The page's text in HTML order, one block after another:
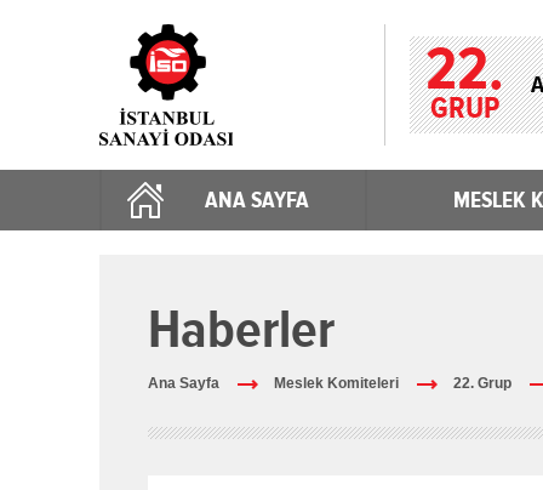
22.
GRUP
ANA SAYFA MESLEK
Haberler
Ana Sayfa Meslek Komiteleri 22. Grup